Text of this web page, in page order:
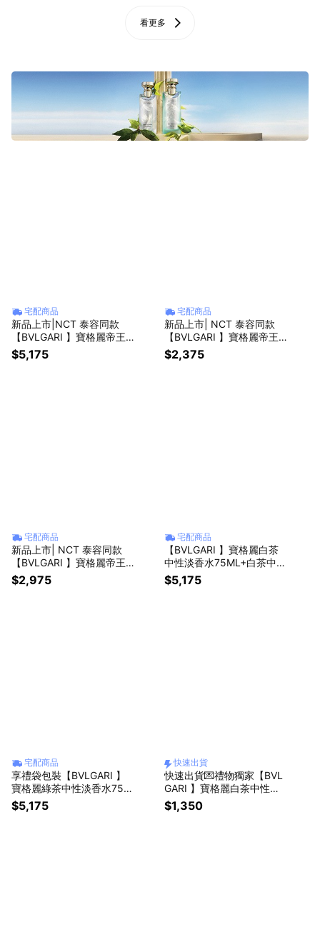
看更多
宅配商品
新品上市|NCT 泰容同款
【BVLGARI 】寶格麗帝王
紅茶香淡香水 75ML+ 1.5M
L | 送禮首選
$5,175
宅配商品
新品上市| NCT 泰容同款
【BVLGARI 】寶格麗帝王
紅茶香沐浴膠 300ML| 送禮
首選 | 享限定吊飾💝
$2,375
宅配商品
新品上市| NCT 泰容同款
【BVLGARI 】寶格麗帝王
紅茶香身體乳 300ML| 享限
定吊飾💝
$2,975
宅配商品
【BVLGARI 】寶格麗白茶
中性淡香水75ML+白茶中性
香氛身體乳7ML | 送禮首選
$5,175
宅配商品
享禮袋包裝【BVLGARI 】
寶格麗綠茶中性淡香水75M
L+白茶中性香氛身體乳7ML
| 送禮首選
$5,175
快速出貨
快速出貨💌禮物獨家【BVL
GARI 】寶格麗白茶中性淡
香水10ML+ 白茶中性香氛
身體乳7ml+品牌收納袋 | 送
$1,350